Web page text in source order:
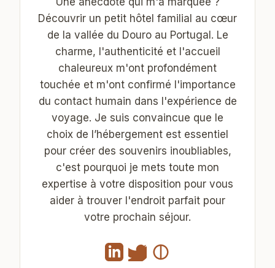
Découvrir un petit hôtel familial au cœur
de la vallée du Douro au Portugal. Le
charme, l'authenticité et l'accueil
chaleureux m'ont profondément
touchée et m'ont confirmé l'importance
du contact humain dans l'expérience de
voyage. Je suis convaincue que le
choix de l’hébergement est essentiel
pour créer des souvenirs inoubliables,
c'est pourquoi je mets toute mon
expertise à votre disposition pour vous
aider à trouver l'endroit parfait pour
votre prochain séjour.